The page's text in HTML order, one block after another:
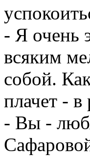
- Я очень
всяким
собой.
плачет - в
- Вы -